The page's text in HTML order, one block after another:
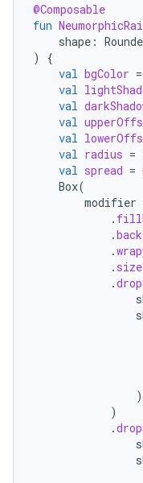
@Composable
fun
shape :
)
{
val bgColor =
val
val
val
val
val radius =
val spread =
Box(
modifier
.
.
.
. size
.
)
.